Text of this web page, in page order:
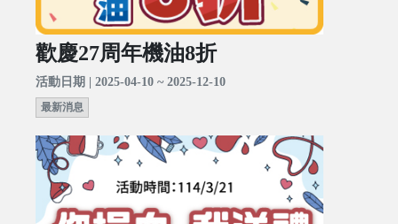
歡慶27周年機油8折
活動日期 | 2025-04-10 ~ 2025-12-10
最新消息